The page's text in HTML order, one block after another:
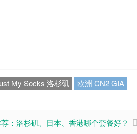
My Socks 洛杉矶
欧洲 CN2 GIA
：洛杉矶、日本、香港哪个套餐好？